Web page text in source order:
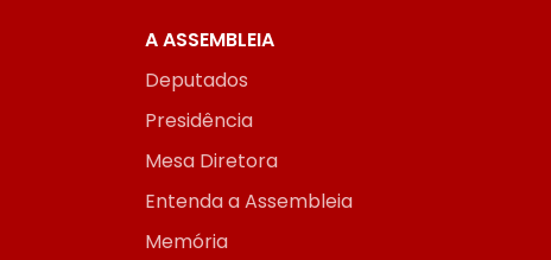
A ASSEMBLEIA
Deputados
Presidência
Mesa Diretora
Entenda a Assembleia
Memória